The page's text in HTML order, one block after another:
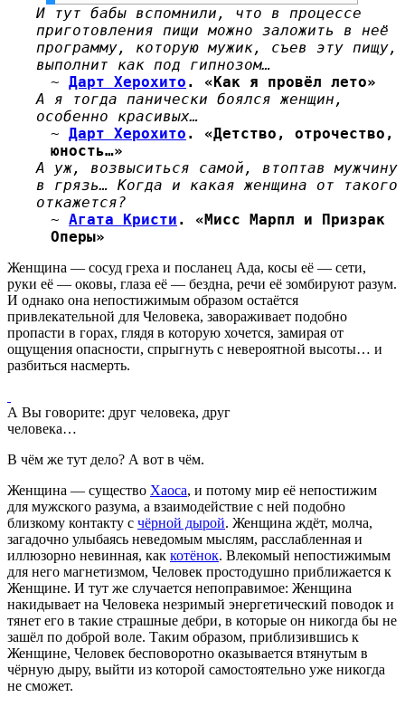
И тут бабы вспомнили, что в процессе
приготовления пищи можно заложить в неё
программу, которую мужик, съев эту пищу,
выполнит как под гипнозом…
~ Дарт Херохито . «Как я провёл лето»
А я тогда панически боялся женщин,
особенно красивых…
~ Дарт Херохито . «Детство, отрочество,
юность…»
А уж, возвыситься самой, втоптав мужчину
в грязь… Когда и какая женщина от такого
откажется?
~ Агата Кристи . «Мисс Марпл и Призрак
Оперы»
Женщина — сосуд греха и посланец Ада, косы её — сети,
руки её — оковы, глаза её — бездна, речи её зомбируют разум.
И однако она непостижимым образом остаётся
привлекательной для Человека, завораживает подобно
пропасти в горах, глядя в которую хочется, замирая от
ощущения опасности, спрыгнуть с невероятной высоты… и
разбиться насмерть.
А Вы говорите: друг человека, друг
человека…
В чём же тут дело? А вот в чём.
Женщина — существо Хаоса, и потому мир её непостижим
для мужского разума, а взаимодействие с ней подобно
близкому контакту с чёрной дырой. Женщина ждёт, молча,
загадочно улыбаясь неведомым мыслям, расслабленная и
иллюзорно невинная, как котёнок. Влекомый непостижимым
для него магнетизмом, Человек простодушно приближается к
Женщине. И тут же случается непоправимое: Женщина
накидывает на Человека незримый энергетический поводок и
тянет его в такие страшные дебри, в которые он никогда бы не
зашёл по доброй воле. Таким образом, приблизившись к
Женщине, Человек бесповоротно оказывается втянутым в
чёрную дыру, выйти из которой самостоятельно уже никогда
не сможет.